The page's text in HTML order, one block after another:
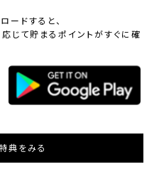
ードすると、
じて貯まるポイントがすぐに確
典をみる